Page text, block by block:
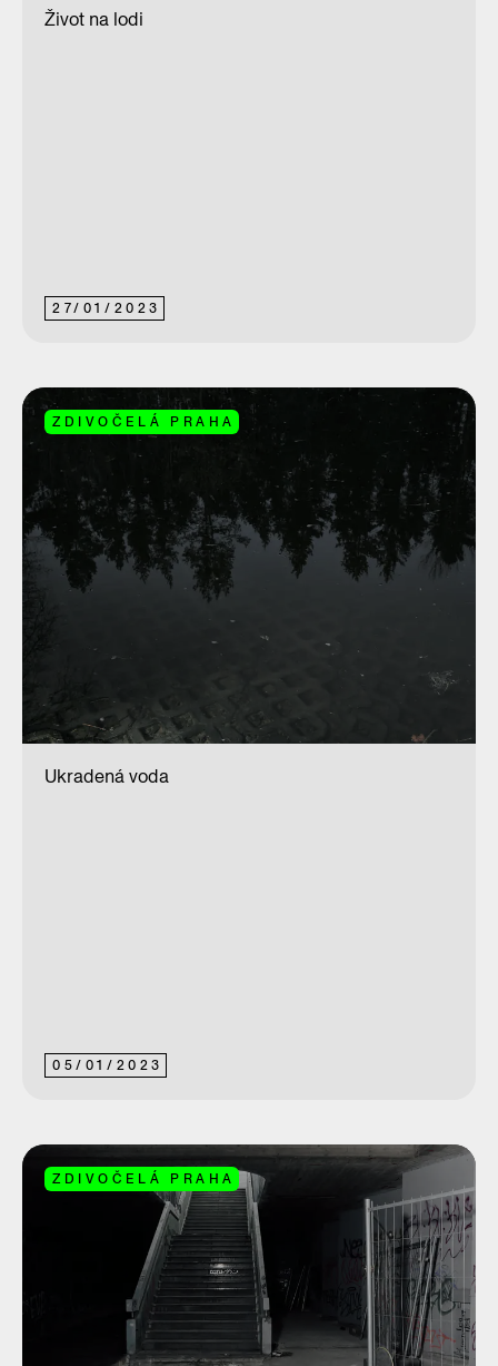
27/ 01/ 2023
Život na lodi
ZDIVOČELÁ PRAHA
05/ 01/ 2023
Ukradená voda
ZDIVOČELÁ PRAHA